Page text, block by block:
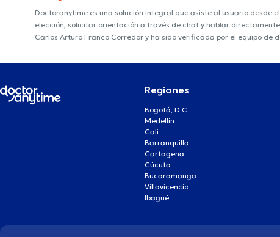
Doctoranytime es una solución integral que asiste al usuario desde
elección, solicitar orientación a través de chat y hablar
Carlos Arturo Franco Corredor y ha sido verificada por el equipo de
Regiones
Bogotá, D.C.
Medellín
Cali
Barranquilla
Cartagena
Cúcuta
Bucaramanga
Villavicencio
Ibagué